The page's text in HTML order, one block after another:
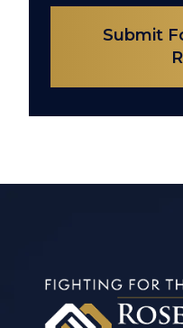
Submit